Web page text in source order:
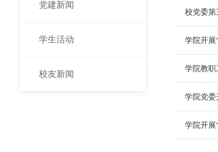
党建新闻
学生活动
校友新闻
校党委第
学院开展
学院教职
学院党委
学院开展